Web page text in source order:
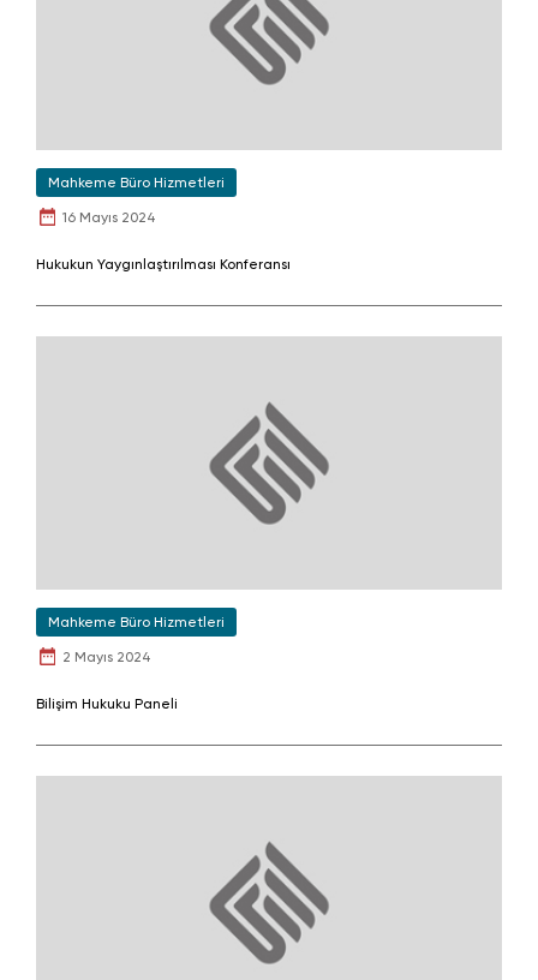
Mahkeme Büro Hizmetleri
16 Mayıs 2024
Hukukun Yaygınlaştırılması Konferansı
Mahkeme Büro Hizmetleri
2 Mayıs 2024
Bilişim Hukuku Paneli